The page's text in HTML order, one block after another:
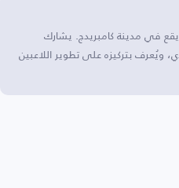
في مدينة كامبريدج. يشارك
ويُعرف بتركيزه على تطوير اللاعبين